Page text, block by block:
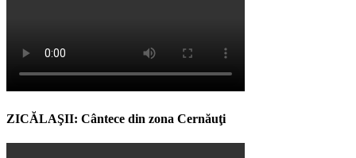
ZICĂLAŞII: Cântece din zona Cernăuţi